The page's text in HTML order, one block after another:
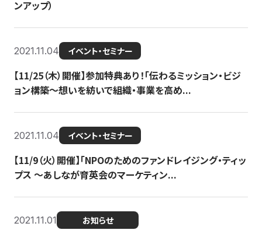
ンアップ）
2021.11.04 イベント・セミナー
【11/25（木）開催】参加特典あり！「伝わるミッション・ビジ
ョン構築〜想いを紡いで組織・事業を高め...
2021.11.04 イベント・セミナー
【11/9（火）開催】「NPOのためのファンドレイジング・ティッ
プス 〜あしなが育英会のマーケティン...
2021.11.01 お知らせ